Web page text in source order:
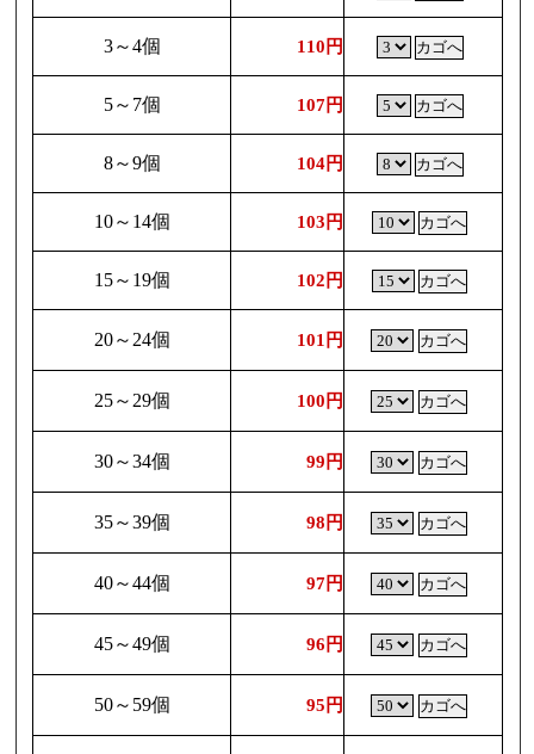
3～4個 110円
5～7個 107円
8～9個 104円
10～14個 103円
15～19個 102円
20～24個 101円
25～29個 100円
30～34個 99円
35～39個 98円
40～44個 97円
45～49個 96円
50～59個 95円